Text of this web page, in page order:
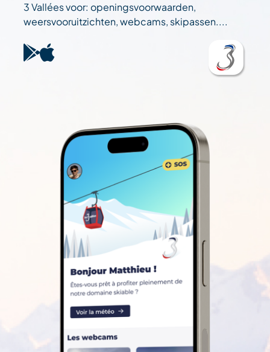
3 Vallées voor: openingsvoorwaarden,
weersvooruitzichten, webcams, skipassen....